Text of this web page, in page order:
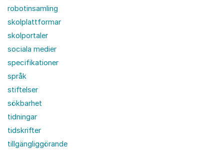
robotinsamling
skolplattformar
skolportaler
sociala medier
specifikationer
språk
stiftelser
sökbarhet
tidningar
tidskrifter
tillgängliggörande